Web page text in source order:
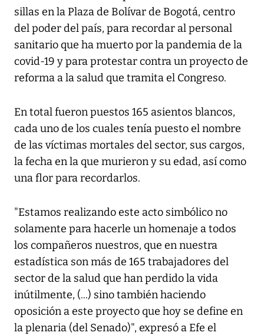
sillas en la Plaza de Bolívar de Bogotá, centro
del poder del país, para recordar al personal
sanitario que ha muerto por la pandemia de la
covid-19 y para protestar contra un proyecto de
reforma a la salud que tramita el Congreso.
En total fueron puestos 165 asientos blancos,
cada uno de los cuales tenía puesto el nombre
de las víctimas mortales del sector, sus cargos,
la fecha en la que murieron y su edad, así como
una flor para recordarlos.
"Estamos realizando este acto simbólico no
solamente para hacerle un homenaje a todos
los compañeros nuestros, que en nuestra
estadística son más de 165 trabajadores del
sector de la salud que han perdido la vida
inútilmente, (...) sino también haciendo
oposición a este proyecto que hoy se define en
la plenaria (del Senado)", expresó a Efe el